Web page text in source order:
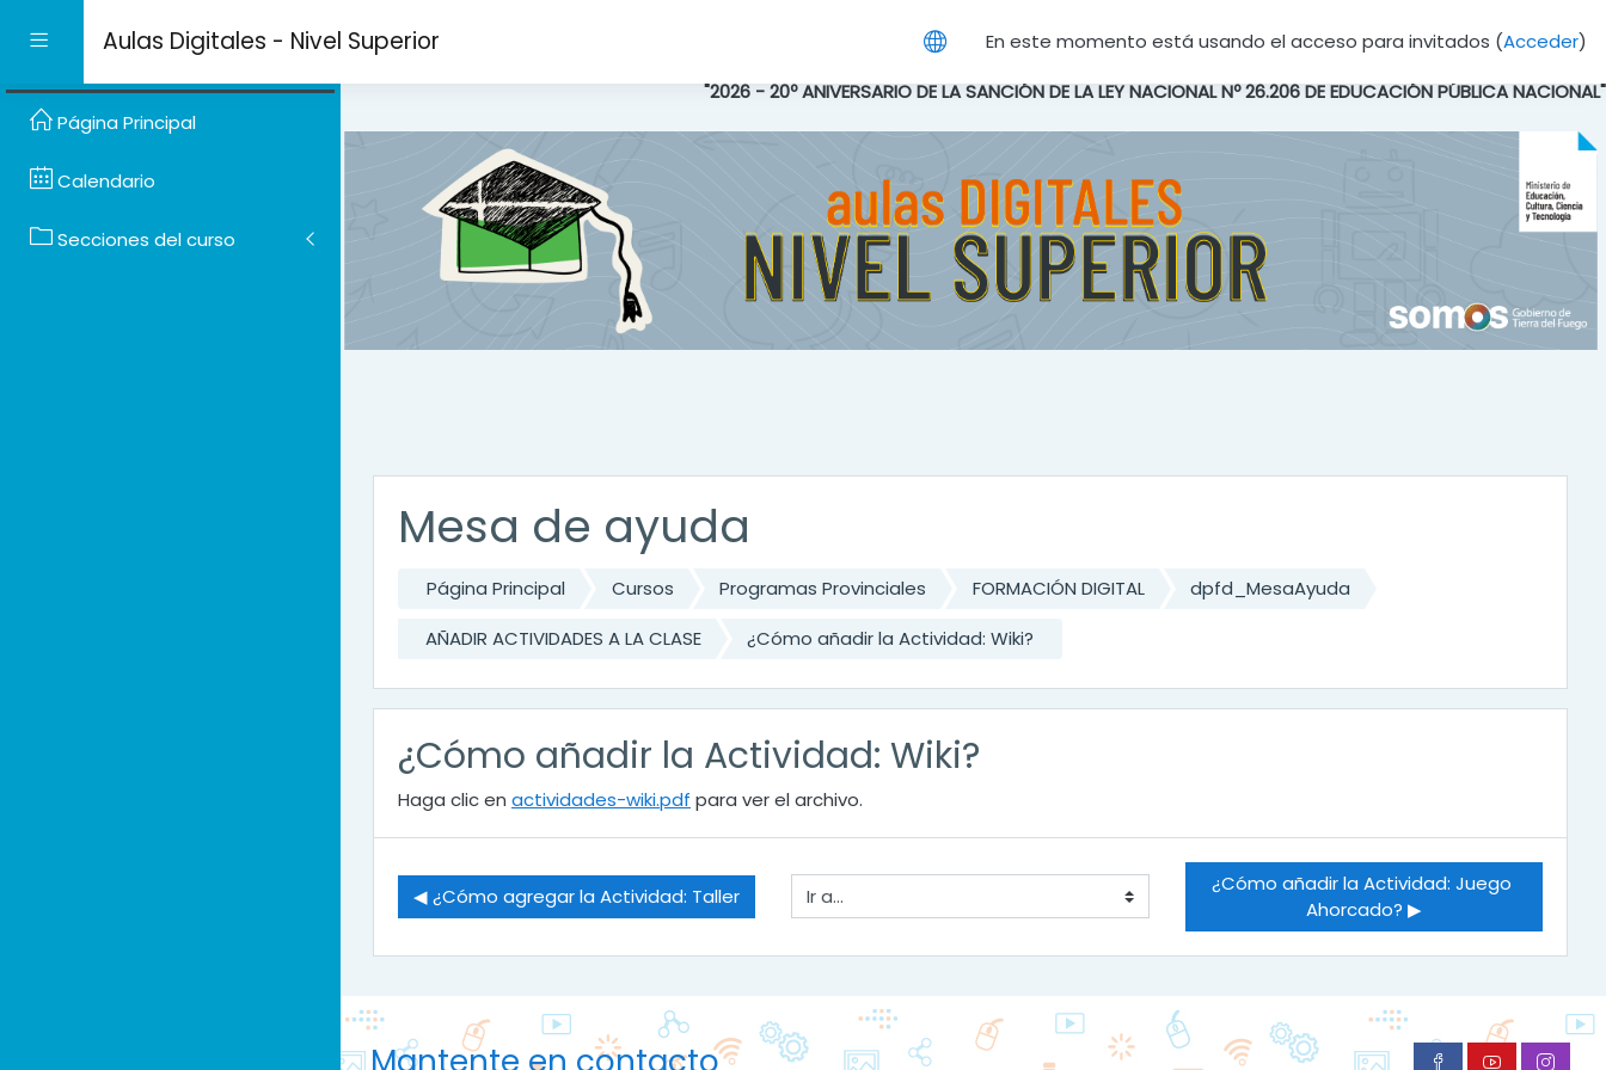
Panel lateralAulas Digitales - Nivel Superior En este momento está usando el acceso para invitados (Acceder)
"2026 - 20º ANIVERSARIO DE LA SANCIÓN DE LA LEY NACIONAL Nº 26.206 DE EDUCACIÓN PÚBLICA NACIONAL"
Mesa de ayuda
Página Principal Cursos Programas Provinciales FORMACIÓN DIGITAL
dpfd_MesaAyuda
AÑADIR ACTIVIDADES A LA CLASE
¿Cómo añadir la Actividad: Wiki?
¿Cómo añadir la Actividad: Wiki?
Haga clic en actividades-wiki.pdf para ver el archivo.
◀︎ ¿Cómo agregar la Actividad: Taller Ir a...
¿Cómo añadir la Actividad: Juego
Ahorcado? ▶︎
Página Principal
Calendario
Secciones del curso
Mantente en contacto